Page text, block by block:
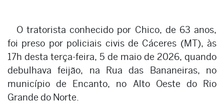
O tratorista conhecido por Chico, de 63 anos,
foi preso por policiais civis de Cáceres (MT), às
17h desta terça-feira, 5 de maio de 2026, quando
debulhava feijão, na Rua das Bananeiras, no
município de Encanto, no Alto Oeste do Rio
Grande do Norte.